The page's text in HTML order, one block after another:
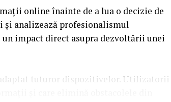
online înainte de a lua o decizie de
și analizează profesionalismul
impact direct asupra dezvoltării unei
tuturor dispozitivelor. Utilizatorii